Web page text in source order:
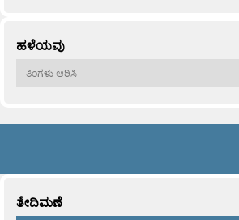
ಹಳೆಯವು
ಹಳೆಯವು
ತೇದಿಮಣೆ